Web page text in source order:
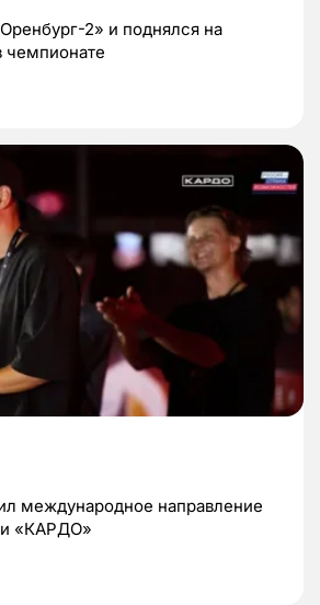
2» и поднялся на
чемпионате
международное направление
«КАРДО»